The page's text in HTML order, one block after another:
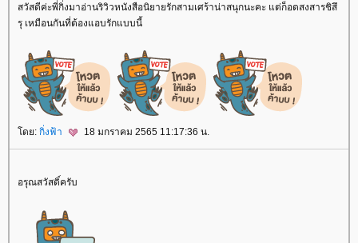
สวัสดีค่ะพี่กิ่งมาอ่านริวิวหนังสือนิยายรักสามเศร้าน่าสนุกนะคะ แต่ก็อดสงสารชิสึ
รุ เหมือนกันที่ต้องแอบรักแบบนี้
ดย: กิ่งฟ้า 18 มกราคม 2565 11:17:36 น.
อรุณสวัสดิ์ครับ